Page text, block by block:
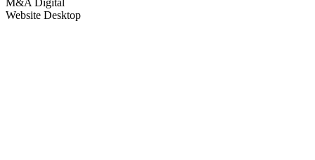
M&A Digital
Website Desktop